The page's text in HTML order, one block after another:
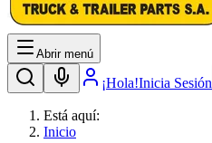
Abrir menú
¡Hola!Inicia Sesión
Está aquí:
Inicio